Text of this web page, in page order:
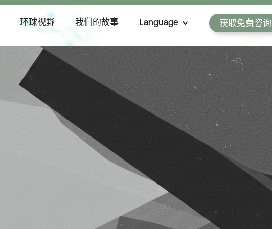
环球视野 我们的故事 Language 获取免费咨询